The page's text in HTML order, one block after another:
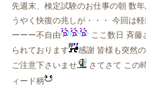
先週末、検定試験のお仕事の朝 数
うやく快復の兆しが・・・ 今回は
ーーー不自由
ここ数日 斉藤
られております
感謝 皆様も突然
ご注意下さいませ
さてさて この
ィード柄